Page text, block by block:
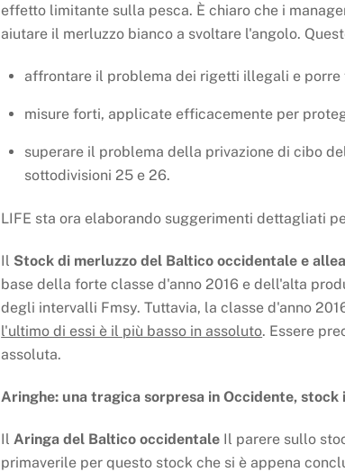
effetto limitante sulla pesca. È chiaro che i
aiutare il merluzzo bianco a svoltare l'angolo.
affrontare il problema dei rigetti illegali e
misure forti, applicate efficacemente per
superare il problema della privazione di cibo
sottodivisioni 25 e 26.
LIFE sta ora elaborando suggerimenti dettagliati
Il Stock di merluzzo del Baltico occidentale e
base della forte classe d'anno 2016 e dell'alta
degli intervalli Fmsy. Tuttavia, la classe d'anno
l'ultimo di essi è il più basso in assoluto. Essere
assoluta.
Aringhe: una tragica sorpresa in Occidente, stock
Il Aringa del Baltico occidentale Il parere sullo
primaverile per questo stock che si è appena